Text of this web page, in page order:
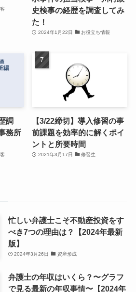
史検事の経歴を調査してみ
た！
2024年1月22日 お役立ち情報
調
務所
【3/22締切】導入修習の事
前課題を効率的に解くポイ
ントと所要時間
2021年3月17日 修習生
忙しい弁護士こそ不動産投資をす
べき7つの理由は？【2024年最新
版】
2024年3月26日 資産形成
弁護士の年収はいくら？〜グラフ
で見る最新の年収事情〜【2024年